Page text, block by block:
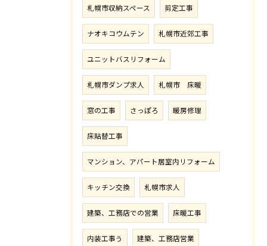
札幌市収納スペース 剪定工事
ナオキコウムテン 札幌市近郊工事
ユニットバスリフォーム
札幌市ダンプ求人 札幌市 床暖
窓の工事 さっぽろ 暖房修理
床貼替工事
マンション、アパート居室内リフォーム
キッチン交換 札幌市求人
建築、工務店での営業 床暖工事
内装工事う 建築、工務店営業